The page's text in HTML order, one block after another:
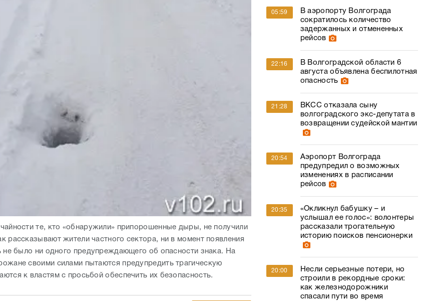
те, кто «обнаружили» припорошенные дыры, не получили
рассказывают жители частного сектора, ни в момент появления
не было ни одного предупреждающего об опасности знака. На
своими силами пытаются предупредить трагическую
к властям с просьбой обеспечить их безопасность.
05:59
В аэропорту Волгограда
сократилось количество
задержанных и отмененных
рейсов
22:16
В Волгоградской области 6
августа объявлена беспилотная
опасность
21:28
ВКСС отказала сыну
волгоградского экс-депутата в
возвращении судейской мантии
20:54
Аэропорт Волгограда
предупредил о возможных
изменениях в расписании
рейсов
20:35
«Окликнул бабушку – и
услышал ее голос»: волонтеры
рассказали трогательную
историю поисков пенсионерки
20:00
Несли серьезные потери, но
строили в рекордные сроки:
как железнодорожники
спасали пути во время